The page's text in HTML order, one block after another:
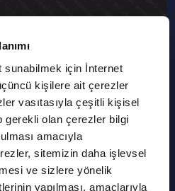
sunabilmek için İnternet
kişilere ait çerezler
vasıtasıyla çeşitli kişisel
gerekli olan çerezler bilgi
amacıyla
sitemizin daha işlevsel
ve sizlere yönelik
yapılması, amaçlarıyla
Programın Tüm Podcastleri
Ritmini
| Millet